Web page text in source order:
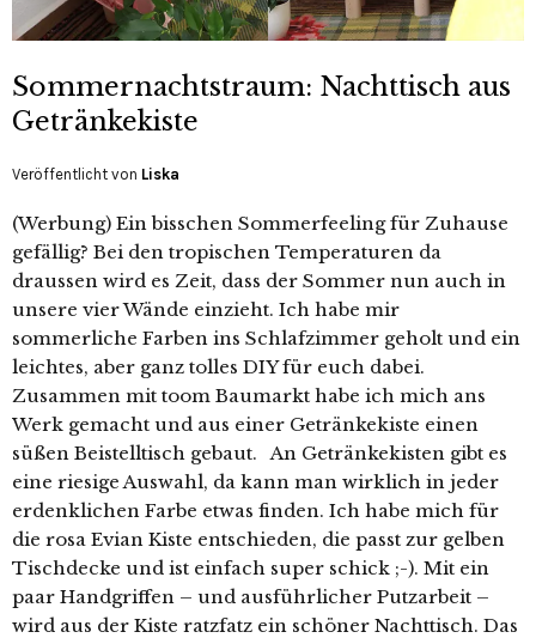
Sommernachtstraum: Nachttisch aus
Getränkekiste
Veröffentlicht von Liska
(Werbung) Ein bisschen Sommerfeeling für Zuhause
gefällig? Bei den tropischen Temperaturen da
draussen wird es Zeit, dass der Sommer nun auch in
unsere vier Wände einzieht. Ich habe mir
sommerliche Farben ins Schlafzimmer geholt und ein
leichtes, aber ganz tolles DIY für euch dabei.
Zusammen mit toom Baumarkt habe ich mich ans
Werk gemacht und aus einer Getränkekiste einen
süßen Beistelltisch gebaut. An Getränkekisten gibt es
eine riesige Auswahl, da kann man wirklich in jeder
erdenklichen Farbe etwas finden. Ich habe mich für
die rosa Evian Kiste entschieden, die passt zur gelben
Tischdecke und ist einfach super schick ;-). Mit ein
paar Handgriffen – und ausführlicher Putzarbeit –
wird aus der Kiste ratzfatz ein schöner Nachttisch. Das